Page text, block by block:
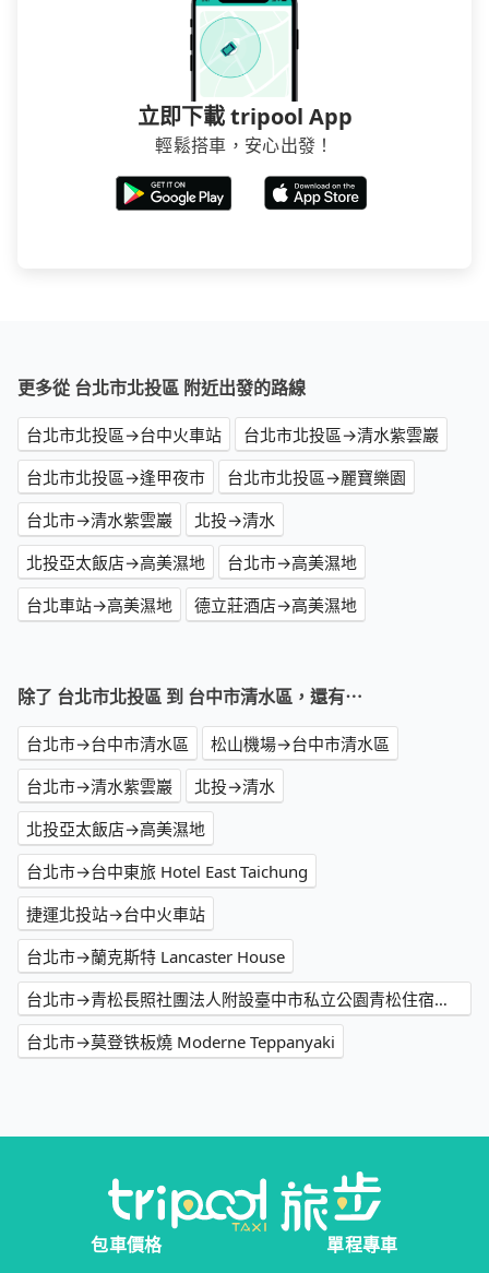
立即下載 tripool App
輕鬆搭車，安心出發！
更多從 台北市北投區 附近出發的路線
台北市北投區→台中火車站
台北市北投區→清水紫雲巖
台北市北投區→逢甲夜市
台北市北投區→麗寶樂園
台北市→清水紫雲巖
北投→清水
北投亞太飯店→高美濕地
台北市→高美濕地
台北車站→高美濕地
德立莊酒店→高美濕地
除了 台北市北投區 到 台中市清水區，還有⋯
台北市→台中市清水區
松山機場→台中市清水區
台北市→清水紫雲巖
北投→清水
北投亞太飯店→高美濕地
台北市→台中東旅 Hotel East Taichung
捷運北投站→台中火車站
台北市→蘭克斯特 Lancaster House
台北市→青松長照社團法人附設臺中市私立公園青松住宿長照機構
台北市→莫登铁板燒 Moderne Teppanyaki
包車價格
單程專車